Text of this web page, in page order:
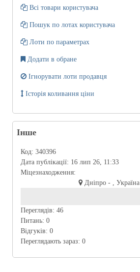
Всі товари користувача
Пошук по лотах користувача
Лоти по параметрах
Додати в обране
Ігнорувати лоти продавця
Історія коливання ціни
Інше
Код: 340396
Дата публікації: 16 лип 26, 11:33
Міцезнаходження:
Дніпро - , Україна
Переглядів: 46
Питань: 0
Відгуків: 0
Переглядають зараз: 0